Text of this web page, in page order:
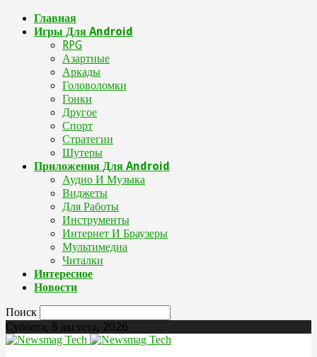
Главная
Игры Для Android
RPG
Азартные
Аркады
Головоломки
Гонки
Другое
Спорт
Стратегии
Шутеры
Приложения Для Android
Аудио И Музыка
Виджеты
Для Работы
Инструменты
Интернет И Браузеры
Мультимедиа
Читалки
Интересное
Новости
Поиск
Суббота, 8 августа, 2026